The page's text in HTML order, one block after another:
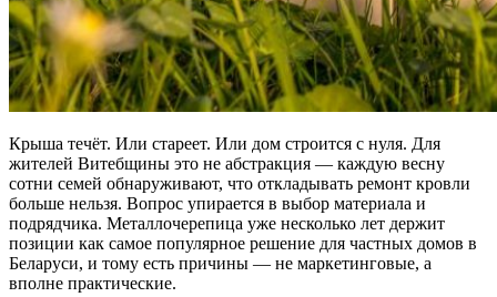
Крыша течёт. Или стареет. Или дом строится с нуля. Для
жителей Витебщины это не абстракция — каждую весну
сотни семей обнаруживают, что откладывать ремонт кровли
больше нельзя. Вопрос упирается в выбор материала и
подрядчика. Металлочерепица уже несколько лет держит
позиции как самое популярное решение для частных домов в
Беларуси, и тому есть причины — не маркетинговые, а
вполне практические.